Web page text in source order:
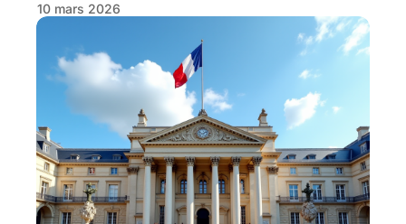
10 mars 2026